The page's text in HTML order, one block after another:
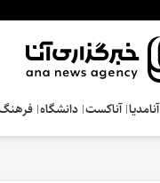
آنامدیا آناکست دانشگاه